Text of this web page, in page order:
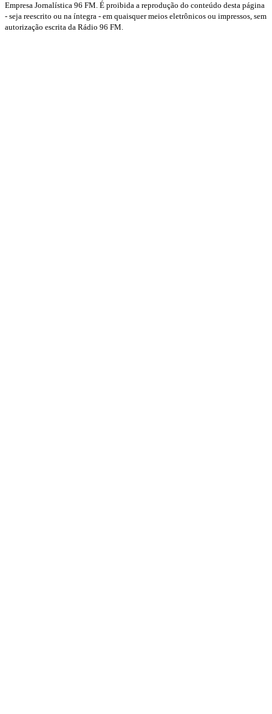
Empresa Jornalística 96 FM. É proibida a reprodução do conteúdo desta página
- seja reescrito ou na íntegra - em quaisquer meios eletrônicos ou impressos, sem
autorização escrita da Rádio 96 FM.